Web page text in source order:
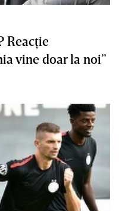
Reacţie
vine doar la noi”